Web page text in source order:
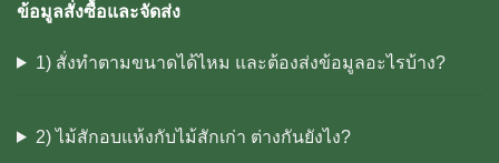
ข้อมูลสั่งซื้อและจัดส่ง
1) สั่งทำตามขนาดได้ไหม และต้องส่งข้อมูลอะไรบ้าง?
2) ไม้สักอบแห้งกับไม้สักเก่า ต่างกันยังไง?